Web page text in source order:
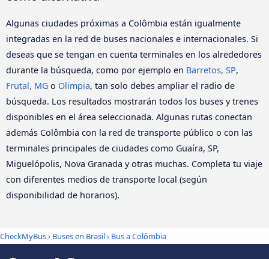
Algunas ciudades próximas a Colômbia están igualmente
integradas en la red de buses nacionales e internacionales. Si
deseas que se tengan en cuenta terminales en los alrededores
durante la búsqueda, como por ejemplo en Barretos, SP,
Frutal, MG o Olimpia, tan solo debes ampliar el radio de
búsqueda. Los resultados mostrarán todos los buses y trenes
disponibles en el área seleccionada. Algunas rutas conectan
además Colômbia con la red de transporte público o con las
terminales principales de ciudades como Guaíra, SP,
Miguelópolis, Nova Granada y otras muchas. Completa tu viaje
con diferentes medios de transporte local (según
disponibilidad de horarios).
CheckMyBus› Buses en Brasil› Bus a Colômbia